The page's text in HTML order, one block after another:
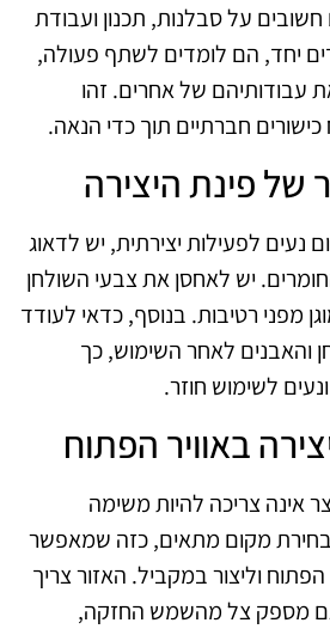
על סבלנות, תכנון ועבודת
יחד, הם לומדים לשתף פעולה,
עבודותיהם של אחרים. זהו
חברתיים תוך כדי הנאה.
של פינת היצירה
לפעילות יצירתית, יש לדאוג
יש לאחסן את צבעי השולחן
מפני רטיבות. בנוסף, כדאי לעודד
והאבנים לאחר השימוש, כך
לשימוש חוזר.
באוויר הפתוח
אינה צריכה להיות משימה
מקום מתאים, כזה שמאפשר
הפתוח וליצור במקביל. האזור צריך
גם מספק צל מהשמש החזקה,